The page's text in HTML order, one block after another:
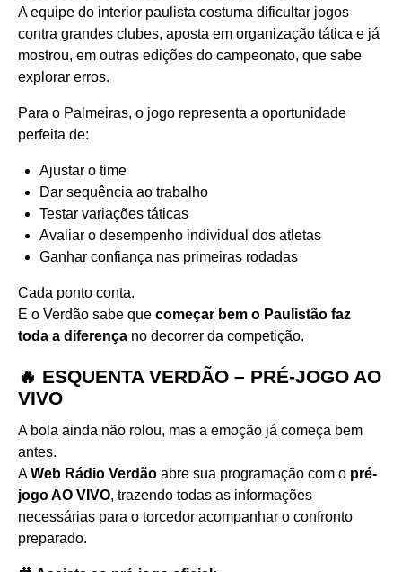
A equipe do interior paulista costuma dificultar jogos
contra grandes clubes, aposta em organização tática e já
mostrou, em outras edições do campeonato, que sabe
explorar erros.
Para o Palmeiras, o jogo representa a oportunidade
perfeita de:
Ajustar o time
Dar sequência ao trabalho
Testar variações táticas
Avaliar o desempenho individual dos atletas
Ganhar confiança nas primeiras rodadas
Cada ponto conta.
E o Verdão sabe que começar bem o Paulistão faz
toda a diferença no decorrer da competição.
🔥 ESQUENTA VERDÃO – PRÉ-JOGO AO
VIVO
A bola ainda não rolou, mas a emoção já começa bem
antes.
AWeb Rádio Verdão abre sua programação com o pré-
jogo AO VIVO, trazendo todas as informações
necessárias para o torcedor acompanhar o confronto
preparado.